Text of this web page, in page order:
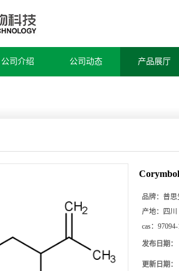
公司介绍 公司动态 产品展厅
品牌： 普思
产地：
四川
cas：
发布日期：
更新日期：